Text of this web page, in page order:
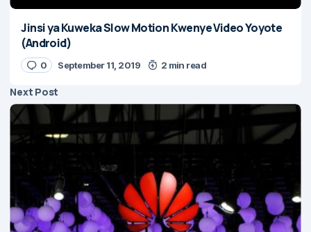
Jinsi ya Kuweka Slow Motion Kwenye Video Yoyote
(Android)
0 September 11, 2019 2 min read
Next Post